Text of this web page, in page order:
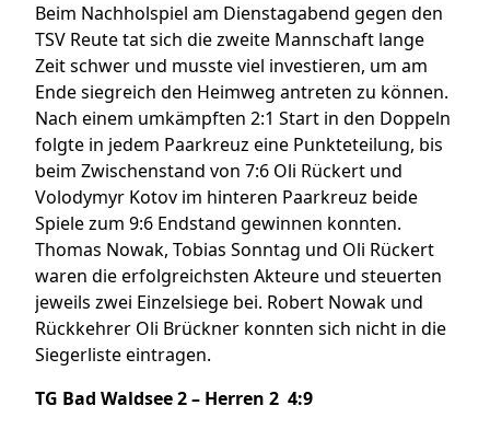
Beim Nachholspiel am Dienstagabend gegen den
TSV Reute tat sich die zweite Mannschaft lange
Zeit schwer und musste viel investieren, um am
Ende siegreich den Heimweg antreten zu können.
Nach einem umkämpften 2:1 Start in den Doppeln
folgte in jedem Paarkreuz eine Punkteteilung, bis
beim Zwischenstand von 7:6 Oli Rückert und
Volodymyr Kotov im hinteren Paarkreuz beide
Spiele zum 9:6 Endstand gewinnen konnten.
Thomas Nowak, Tobias Sonntag und Oli Rückert
waren die erfolgreichsten Akteure und steuerten
jeweils zwei Einzelsiege bei. Robert Nowak und
Rückkehrer Oli Brückner konnten sich nicht in die
Siegerliste eintragen.
TG Bad Waldsee 2 – Herren 2 4:9